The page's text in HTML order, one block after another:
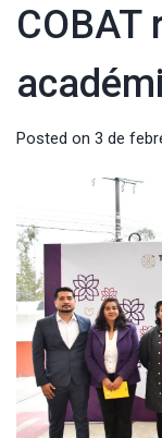
COBAT
Posted on 3 de